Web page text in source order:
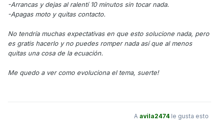
-Arrancas y dejas al ralentí 10 minutos sin tocar nada.
-Apagas moto y quitas contacto.
No tendría muchas expectativas en que esto solucione nada, pero
es gratis hacerlo y no puedes romper nada así que al menos
quitas una cosa de la ecuación.
Me quedo a ver como evoluciona el tema, suerte!
A avila2474 le gusta esto